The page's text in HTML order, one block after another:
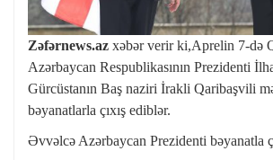
Zəfərnews.az xəbər verir ki,Aprelin 7-də
Azərbaycan Respublikasının Prezidenti
Gürcüstanın Baş naziri İrakli Qaribaşvili
bəyanatlarla çıxış ediblər.
Əvvəlcə Azərbaycan Prezidenti bəyanatla